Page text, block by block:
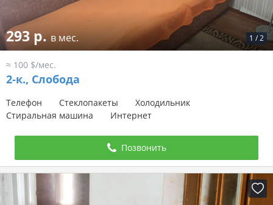
1 /2
293 р.в мес.
≈ 100 $/мес.
2-к., Слобода
Телефон Стеклопакеты
Холодильник
Стиральная машина
Интернет
Позвонить